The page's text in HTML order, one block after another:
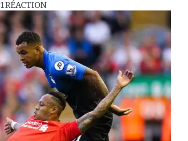
1RÉACTION